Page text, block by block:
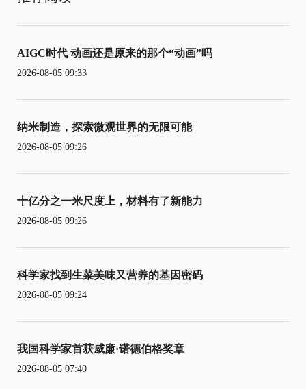
AIGC时代 动画还是原来的那个“动画”吗
2026-08-05 09:33
纳米制造，探索微观世界的无限可能
2026-08-05 09:26
十亿分之一米尺度上，材料有了新能力
2026-08-05 09:26
科学家找到生菜美味又营养的基因密码
2026-08-05 09:24
我国科学家首获威廉·诺德伯格奖章
2026-08-05 07:40